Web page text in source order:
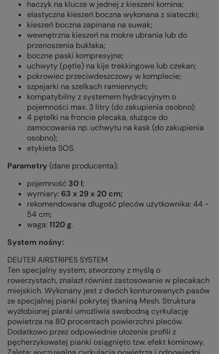
haczyk na klucze w jednej z kieszeni komina;
elastyczna kieszeń boczna wykonana z siateczki;
kieszeń boczna zapinana na suwak;
wewnętrzna kieszeń na mokre ubrania lub do
przenoszenia bukłaka;
boczne paski kompresyjne;
uchwyty (pętle) na kije trekkingowe lub czekan;
pokrowiec przeciwdeszczowy w komplecie;
szpejarki na szelkach ramiennych;
kompatybilny z systemem hydracyjnym o
pojemności max. 3 litry (do zakupienia osobno);
4 pętelki na froncie plecaka, służące do
zamocowania np. uchwytu na kask (do zakupienia
osobno);
etykieta SOS.
Parametry (dane producenta):
pojemność 30 l;
wymiary: 63 x 29 x 20 cm;
rekomendowana długość pleców użytkownika: 44 -
54 cm;
waga:1120 g.
System nośny:
DEUTER AIRSTRIPES SYSTEM
Ten specjalny system, stworzony z myślą o
rowerzystach, znalazł również zastosowanie w plecakach
miejskich. Wykonany jest z dwóch konturowanych pasów
ze specjalnej pianki pokrytej tkaniną Mesh. Struktura
wyżłobionej pianki umożliwia swobodną cyrkulację
powietrza na 80 procentach powierzchni pleców.
Dodatkowo przez odpowiednie ułożenie profili z
pęcherzykowatej pianki osiągnięto tzw. efekt kominowy.